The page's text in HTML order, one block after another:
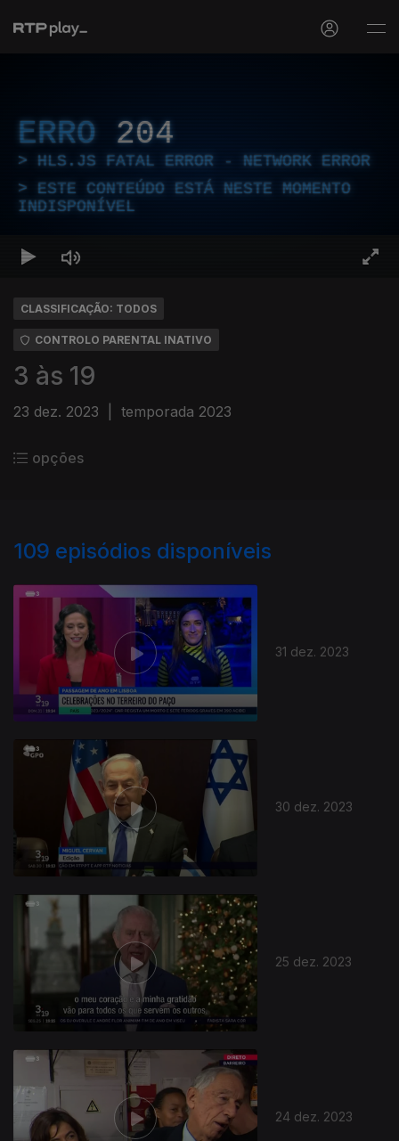
ERRO 204
HLS.JS FATAL ERROR - NETWORK ERROR
ESTE CONTEÚDO ESTÁ NESTE MOMENTO
INDISPONÍVEL
CLASSIFICAÇÃO: TODOS
CONTROLO PARENTAL INATIVO
3 às 19
23 dez. 2023 temporada 2023
opções
109 episódios disponíveis
31 dez. 2023
30 dez. 2023
25 dez. 2023
24 dez. 2023